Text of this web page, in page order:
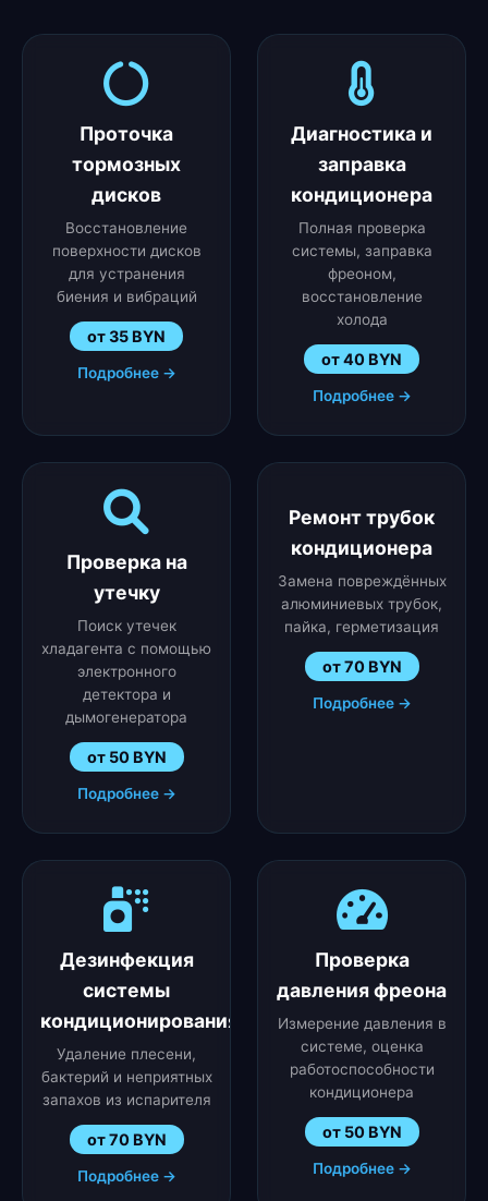
Проточка
тормозных
дисков
Восстановление
поверхности дисков
для устранения
биения и вибраций
от 35 BYN
Подробнее →
Диагностика и
заправка
кондиционера
Полная проверка
системы, заправка
фреоном,
восстановление
холода
от 40 BYN
Подробнее →
Проверка на
утечку
Поиск утечек
хладагента с помощью
электронного
детектора и
дымогенератора
от 50 BYN
Подробнее →
Ремонт трубок
кондиционера
Замена повреждённых
алюминиевых трубок,
пайка, герметизация
от 70 BYN
Подробнее →
Дезинфекция
системы
кондиционирования
Удаление плесени,
бактерий и неприятных
запахов из испарителя
от 70 BYN
Подробнее →
Проверка
давления фреона
Измерение давления в
системе, оценка
работоспособности
кондиционера
от 50 BYN
Подробнее →